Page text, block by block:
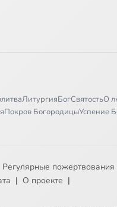
ЛитургияБогСвятостьО
Покров БогородицыУспение
Регулярные пожертвования
| О проекте |